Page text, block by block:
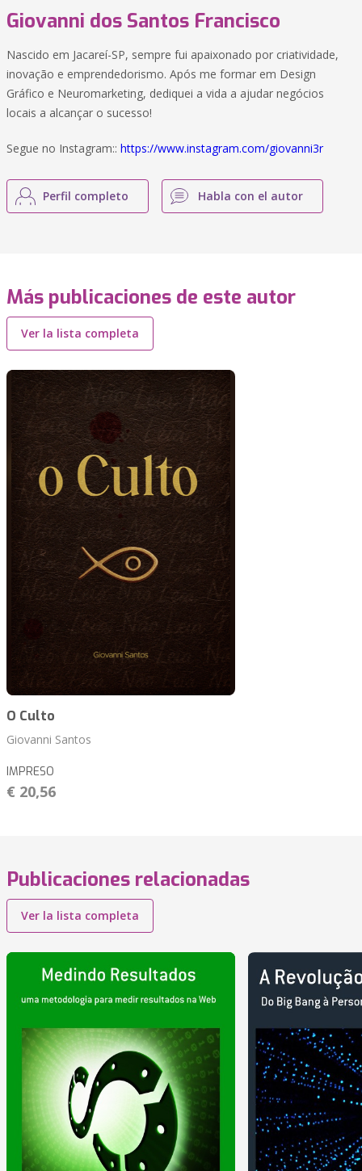
Giovanni dos Santos Francisco
Nascido em Jacareí-SP, sempre fui apaixonado por criatividade,
inovação e emprendedorismo. Após me formar em Design
Gráfico e Neuromarketing, dediquei a vida a ajudar negócios
locais a alcançar o sucesso!
Segue no Instagram:: https://www.instagram.com/giovanni3r
Perfil completo Habla con el autor
Más publicaciones de este autor
Ver la lista completa
O Culto
Giovanni Santos
IMPRESO
€ 20,56
Publicaciones relacionadas
Ver la lista completa